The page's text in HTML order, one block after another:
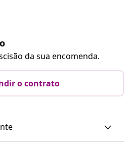
da sua encomenda.
o contrato